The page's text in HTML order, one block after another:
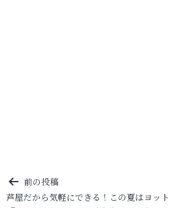
投
稿
前の投稿
芦屋だから気軽にできる！この夏はヨッ